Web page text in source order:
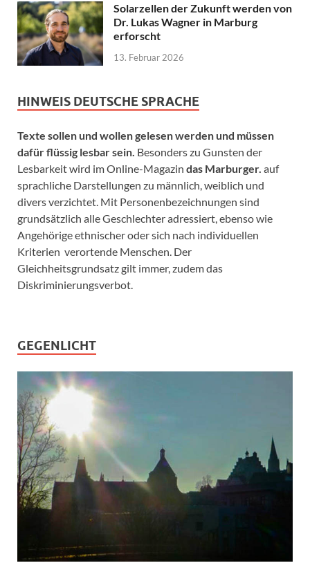
Solarzellen der Zukunft werden von
Dr. Lukas Wagner in Marburg
erforscht
13. Februar 2026
HINWEIS DEUTSCHE SPRACHE
Texte sollen und wollen gelesen werden und müssen
dafür flüssig lesbar sein. Besonders zu Gunsten der
Lesbarkeit wird im Online-Magazin das Marburger. auf
sprachliche Darstellungen zu männlich, weiblich und
divers verzichtet. Mit Personenbezeichnungen sind
grundsätzlich alle Geschlechter adressiert, ebenso wie
Angehörige ethnischer oder sich nach individuellen
Kriterien verortende Menschen. Der
Gleichheitsgrundsatz gilt immer, zudem das
Diskriminierungsverbot.
GEGENLICHT